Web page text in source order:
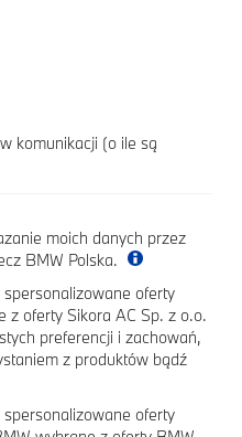
komunikacji (o ile są
moich danych przez
BMW Polska.
oferty
z oferty Sikora AC Sp. z o.o.
preferencji i zachowań,
z produktów bądź
oferty